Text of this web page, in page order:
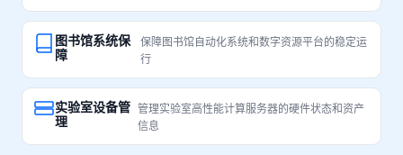
图书馆系统保
障
保障图书馆自动化系统和数字资源平台的稳定运
行
实验室设备管
理
管理实验室高性能计算服务器的硬件状态和资产
信息